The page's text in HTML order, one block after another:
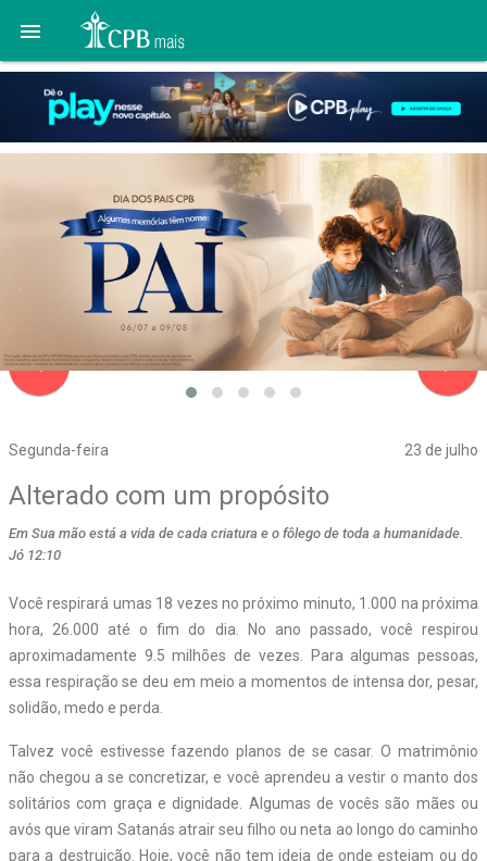

Segunda-feira 23 de julho
navigate_before
Alterado com um propósito
Em Sua mão está a vida de cada criatura e o fôlego de toda a humanidade.
Jó 12:10
Você respirará umas 18 vezes no próximo minuto, 1.000 na próxima
hora, 26.000 até o fim do dia. No ano passado, você respirou
aproximadamente 9.5 milhões de vezes. Para algumas pessoas,
essa respiração se deu em meio a momentos de intensa dor, pesar,
solidão, medo e perda.
Talvez você estivesse fazendo planos de se casar. O matrimônio
não chegou a se concretizar, e você aprendeu a vestir o manto dos
solitários com graça e dignidade. Algumas de vocês são mães ou
avós que viram Satanás atrair seu filho ou neta ao longo do caminho
para a destruição. Hoje, você não tem ideia de onde estejam ou do
navigate_next